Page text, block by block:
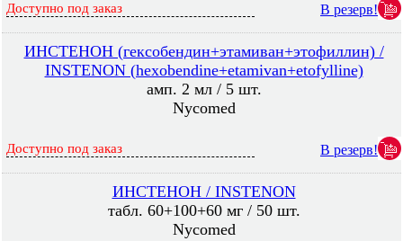
Доступно под заказ В резерв!
ИНСТЕНОН (гексобендин+этамиван+этофиллин) /
INSTENON (hexobendine+etamivan+etofylline)
амп. 2 мл / 5 шт.
Nycomed
Доступно под заказ В резерв!
ИНСТЕНОН / INSTENON
табл. 60+100+60 мг / 50 шт.
Nycomed